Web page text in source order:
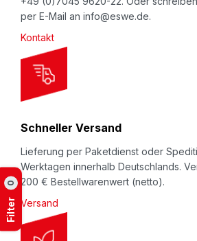
Filter
0
s
e
t
e
r
per E-Mail an info@eswe.de.
Kontakt
Schneller Versand
Lieferung per Paketdienst oder
Werktagen innerhalb Deutschlands.
200 € Bestellwarenwert (netto).
Versand